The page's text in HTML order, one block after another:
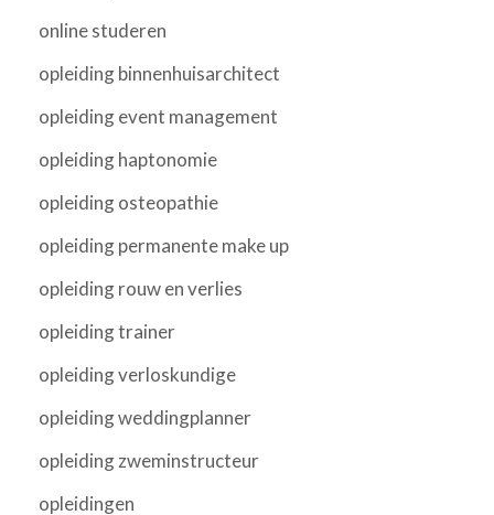
online studeren
opleiding binnenhuisarchitect
opleiding event management
opleiding haptonomie
opleiding osteopathie
opleiding permanente make up
opleiding rouw en verlies
opleiding trainer
opleiding verloskundige
opleiding weddingplanner
opleiding zweminstructeur
opleidingen